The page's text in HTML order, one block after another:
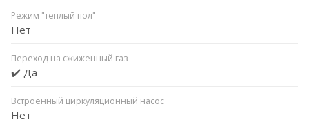
Режим "теплый пол"
Нет
Переход на сжиженный газ
✔️ Да
Встроенный циркуляционный насос
Нет